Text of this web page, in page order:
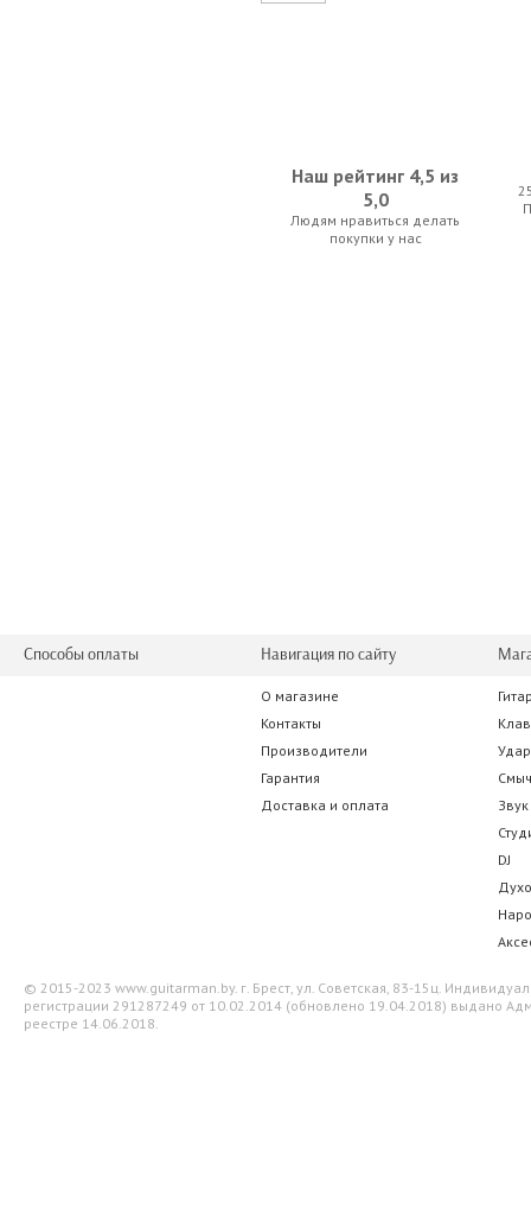
Наш рейтинг 4,5 из
5,0
Людям нравиться делать
покупки у нас
Способы оплаты Навигация по сайту
О магазине
Контакты
Производители
Гарантия
Доставка и оплата
Звук
DJ
© 2015-2023 www.guitarman.by. г. Брест, ул. Советская, 83-15ц.
регистрации 291287249 от 10.02.2014 (обновлено 19.04.2018) выдано
реестре 14.06.2018.